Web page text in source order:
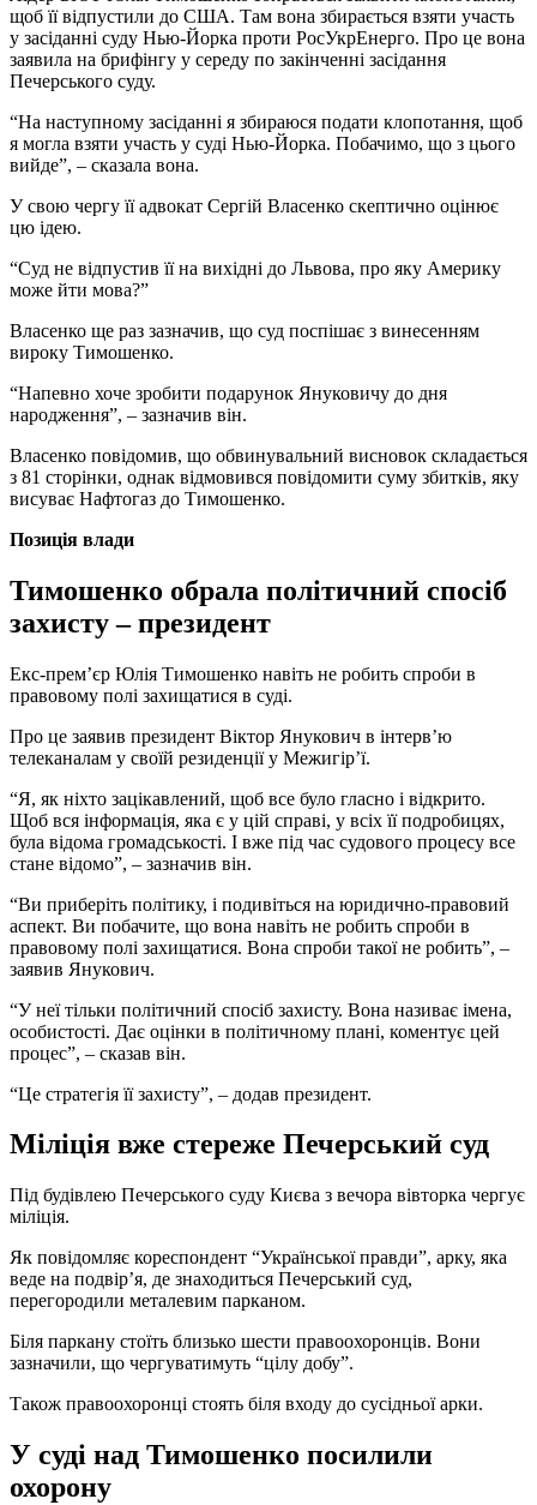
щоб її відпустили до США. Там вона збирається взяти участь
у засіданні суду Нью-Йорка проти РосУкрЕнерго. Про це вона
заявила на брифінгу у середу по закінченні засідання
Печерського суду.
“На наступному засіданні я збираюся подати клопотання, щоб
я могла взяти участь у суді Нью-Йорка. Побачимо, що з цього
вийде”, – сказала вона.
У свою чергу її адвокат Сергій Власенко скептично оцінює
цю ідею.
“Суд не відпустив її на вихідні до Львова, про яку Америку
може йти мова?”
Власенко ще раз зазначив, що суд поспішає з винесенням
вироку Тимошенко.
“Напевно хоче зробити подарунок Януковичу до дня
народження”, – зазначив він.
Власенко повідомив, що обвинувальний висновок складається
з 81 сторінки, однак відмовився повідомити суму збитків, яку
висуває Нафтогаз до Тимошенко.
Позиція влади
Тимошенко обрала політичний спосіб
захисту – президент
Екс-прем’єр Юлія Тимошенко навіть не робить спроби в
правовому полі захищатися в суді.
Про це заявив президент Віктор Янукович в інтерв’ю
телеканалам у своїй резиденції у Межигір’ї.
“Я, як ніхто зацікавлений, щоб все було гласно і відкрито.
Щоб вся інформація, яка є у цій справі, у всіх її подробицях,
була відома громадськості. І вже під час судового процесу все
стане відомо”, – зазначив він.
“Ви приберіть політику, і подивіться на юридично-правовий
аспект. Ви побачите, що вона навіть не робить спроби в
правовому полі захищатися. Вона спроби такої не робить”, –
заявив Янукович.
“У неї тільки політичний спосіб захисту. Вона називає імена,
особистості. Дає оцінки в політичному плані, коментує цей
процес”, – сказав він.
“Це стратегія її захисту”, – додав президент.
Міліція вже стереже Печерський суд
Під будівлею Печерського суду Києва з вечора вівторка чергує
міліція.
Як повідомляє кореспондент “Української правди”, арку, яка
веде на подвір’я, де знаходиться Печерський суд,
перегородили металевим парканом.
Біля паркану стоїть близько шести правоохоронців. Вони
зазначили, що чергуватимуть “цілу добу”.
Також правоохоронці стоять біля входу до сусідньої арки.
У суді над Тимошенко посилили
охорону